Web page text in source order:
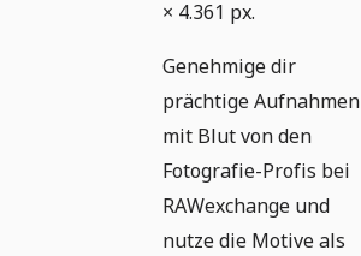
× 4.361 px.
Genehmige dir
prächtige Aufnahmen
mit Blut von den
Fotografie-Profis bei
RAWexchange und
nutze die Motive als